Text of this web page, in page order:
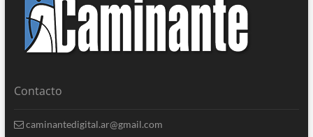
Contacto
caminantedigital.ar@gmail.com